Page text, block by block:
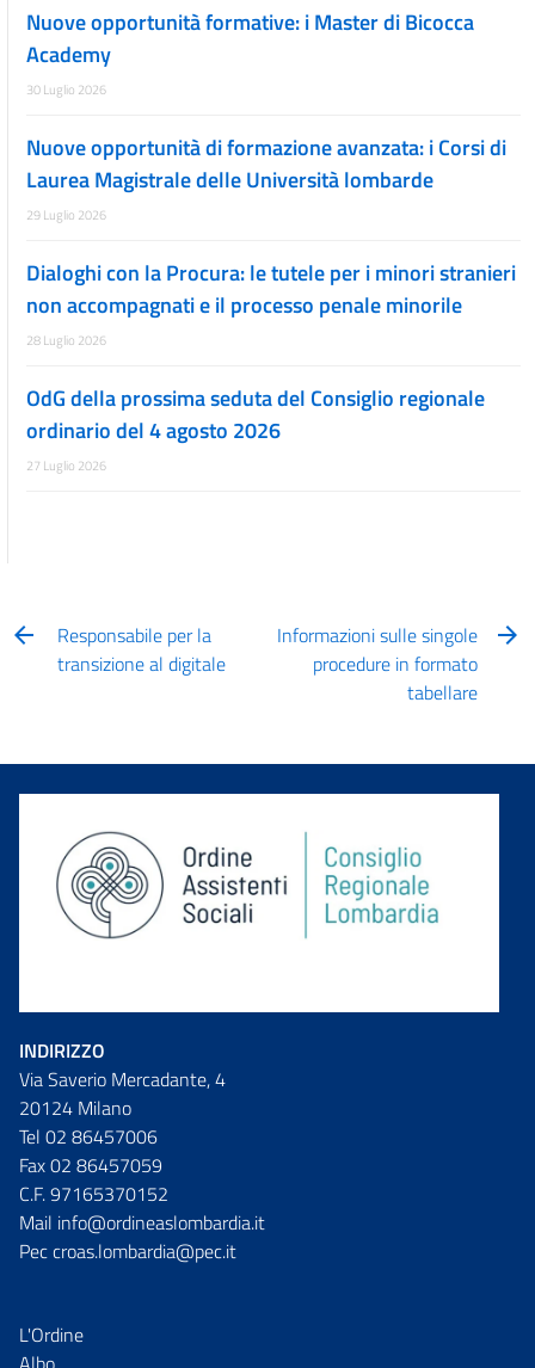
Nuove opportunità formative: i Master di Bicocca
Academy
30 Luglio 2026
Nuove opportunità di formazione avanzata: i Corsi di
Laurea Magistrale delle Università lombarde
29 Luglio 2026
Dialoghi con la Procura: le tutele per i minori stranieri
non accompagnati e il processo penale minorile
28 Luglio 2026
OdG della prossima seduta del Consiglio regionale
ordinario del 4 agosto 2026
27 Luglio 2026
Responsabile per la
transizione al digitale
Informazioni sulle singole
procedure in formato
tabellare
INDIRIZZO
Via Saverio Mercadante, 4
20124 Milano
Tel 02 86457006
Fax 02 86457059
C.F. 97165370152
Mail info@ordineaslombardia.it
Pec croas.lombardia@pec.it
L'Ordine